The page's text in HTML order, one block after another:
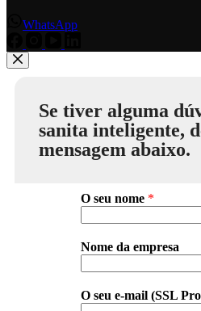
WhatsApp
Se tiver alguma
sanita inteligente,
mensagem abaixo.
O seu nome *
Nome da empresa
O seu e-mail (SSL